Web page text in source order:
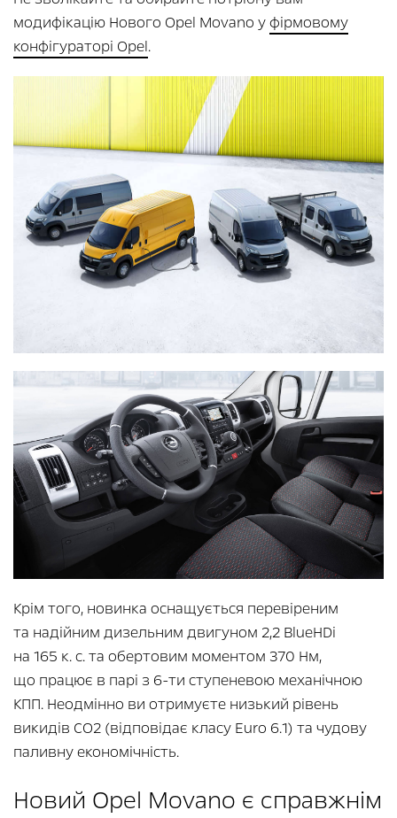
модифікацію Нового Opel Movano уфірмовому
конфігураторі Opel.
Крім того, новинка оснащується перевіреним
та надійним дизельним двигуном 2,2 BlueHDi
на 165 к. с. та обертовим моментом 370 Нм,
що працює в парі з 6-ти ступеневою механічною
КПП. Неодмінно ви отримуєте низький рівень
викидів CO2 (відповідає класу Euro 6.1) та чудову
паливну економічність.
Новий Opel Movano є справжнім